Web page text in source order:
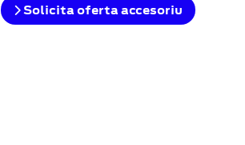
Solicita oferta accesoriu